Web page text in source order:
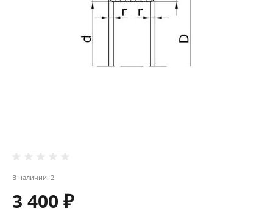
В наличии: 2
3 400 ₽